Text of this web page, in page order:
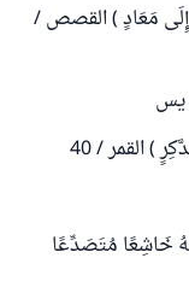
مَعَادٍ ) القصص /
) القمر / 40
خَاشِعًا مُتَصَدِّعًا